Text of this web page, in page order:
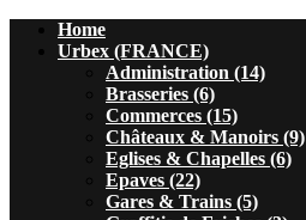
Home
Urbex (FRANCE)
Administration (14)
Brasseries (6)
Commerces (15)
Châteaux & Manoirs (9)
Eglises & Chapelles (6)
Epaves (22)
Gares & Trains (5)